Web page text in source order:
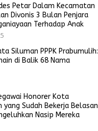
Petar Dalam Kecamatan
Divonis 3 Bulan Penjara
Terhadap Anak
Siluman PPPK Prabumulih:
di Balik 68 Nama
Honorer Kota
yang Sudah Bekerja Belasan
Nasip Mereka